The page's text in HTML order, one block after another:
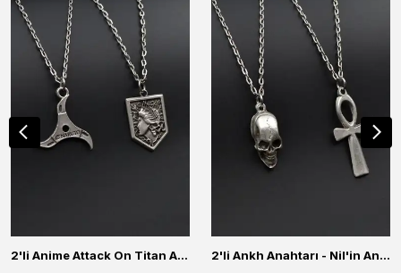
2'li Anime Attack On Titan Acrylic Maria Anime Naruto Erkek Kadın Kolye Seti 2'li Ankh Anahtarı - Nil'in Anahtarı - Kuru Kafa Erkek Kadın Kolye Seti